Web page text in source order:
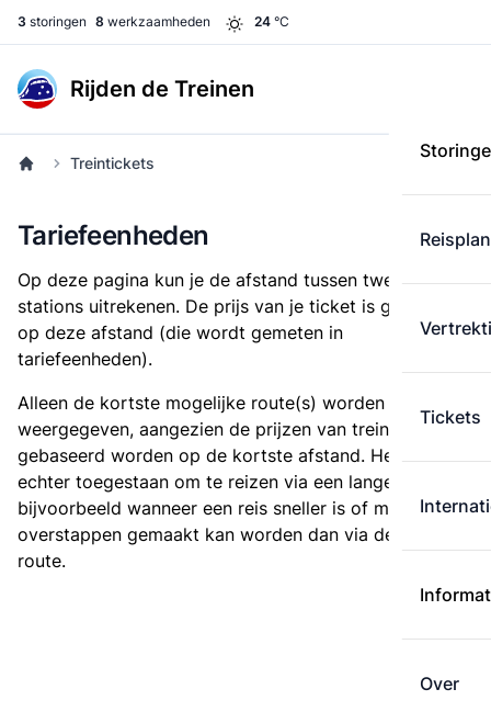
3 storingen 8 werkzaamheden 24 °C
Rijden de Treinen
Tickets
Over
Treintickets
Tariefeenheden
Op deze pagina kun je de afstand tussen twee
stations uitrekenen. De prijs van je ticket is gebaseerd
op deze afstand (die wordt gemeten in
tariefeenheden).
Alleen de kortste mogelijke route(s) worden
weergegeven, aangezien de prijzen van treintickets
gebaseerd worden op de kortste afstand. Het is
echter toegestaan om te reizen via een langere route,
bijvoorbeeld wanneer een reis sneller is of met minder
overstappen gemaakt kan worden dan via de kortste
route.